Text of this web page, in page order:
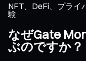
NFT、DeFi、プライ
験
なぜGate
ぶのですか？